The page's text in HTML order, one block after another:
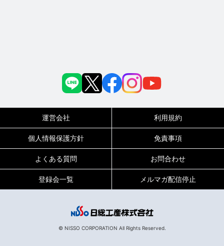
運営会社 利用規約
個人情報保護方針 免責事項
よくある質問 お問合わせ
登録会一覧 メルマガ配信停止
© NISSO CORPORATION All Rights Reserved.